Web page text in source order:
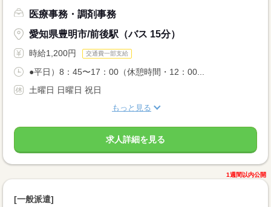
医療事務・調剤事務
愛知県豊明市/前後駅（バス 15分）
時給1,200円 交通費一部支給
●平日）8：45〜17：00（休憩時間・12：00...
土曜日 日曜日 祝日
もっと見る
求人詳細を見る
1週間以内公開
[一般派遣]